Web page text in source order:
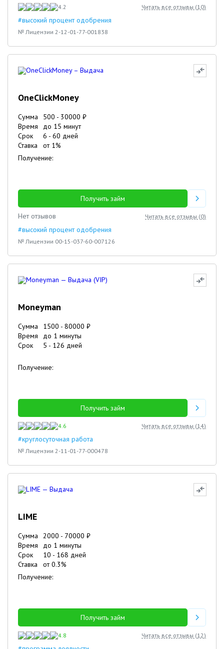
4.2 Читать все отзывы (10)
#высокий процент одобрения
№ Лицензии 2-12-01-77-001838
OneClickMoney
Сумма 500 - 30000 ₽
Время
до 15 минут
Срок
6 - 60 дней
Ставка
от 1%
Получение:
Получить займ
Нет отзывов
Читать все отзывы (0)
#высокий процент одобрения
№ Лицензии 00-15-037-60-007126
Moneyman
Сумма 1500 - 80000 ₽
Время
до 1 минуты
Срок
5 - 126 дней
Получение:
Получить займ
4.6 Читать все отзывы (14)
#круглосуточная работа
№ Лицензии 2-11-01-77-000478
LIME
Сумма 2000 - 70000 ₽
Время
до 1 минуты
Срок
10 - 168 дней
Ставка
от0.3%
Получение:
Получить займ
4.8 Читать все отзывы (12)